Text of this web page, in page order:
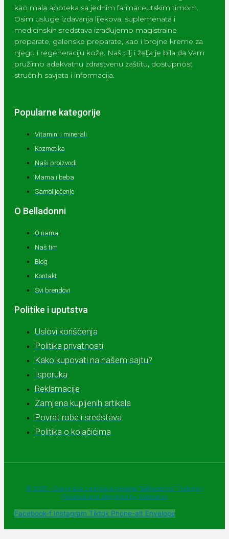
kao mala apoteka sa jednim farmaceutskim timom.
Osim usluge izdavanja lijekova, suplemenata i
medicinskih sredstava izrađujemo magistralne
preparate, galenske preparate, kao i brojne kreme za
njegu i regeneraciju kože. Naš cilj i želja je bila da Vam
pružimo adekvatnu zdrastvenu zaštitu, dostupnost
stručnih savjeta i informacija.
Popularne kategorije
Vitamini i minerali
Kozmetika
Naši proizvodi
Mama i beba
Samoliječenje
O Belladonni
O nama
Naš tim
Blog
Kontakt
Svi brendovi
Politike i uputstva
Uslovi korišćenja
Politika privatnosti
Kako kupovati na našem sajtu?
Isporuka
Reklamacije
Zamjena kupljenih artikala
Povrat robe i sredstava
Politika o kolačićima
© 2025 - Sva prava zadržava Apoteke "Belladonna" Trebinje |
Powered and designed by Webherzz
Facebook-f Instagram Tiktok Phone-alt Envelope